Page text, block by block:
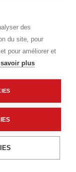
des
du site, pour
pour améliorer et
savoir plus